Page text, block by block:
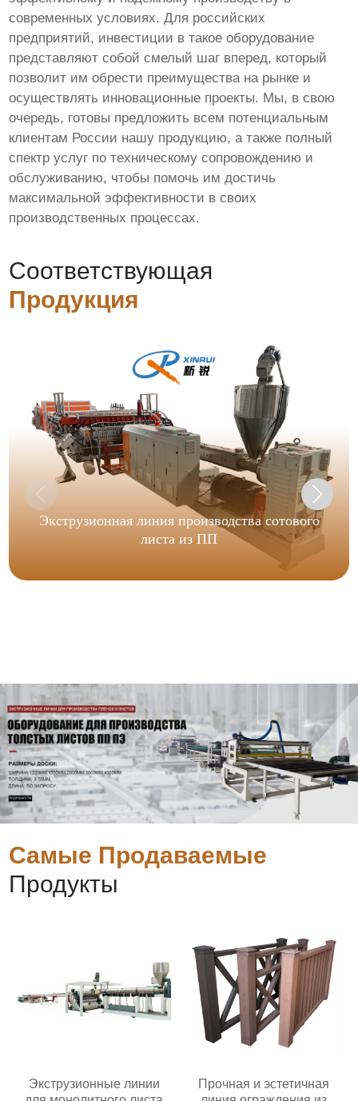
современных условиях. Для российских
предприятий, инвестиции в такое оборудование
представляют собой смелый шаг вперед, который
позволит им обрести преимущества на рынке и
осуществлять инновационные проекты. Мы, в свою
очередь, готовы предложить всем потенциальным
клиентам России нашу продукцию, а также полный
спектр услуг по техническому сопровождению и
обслуживанию, чтобы помочь им достичь
максимальной эффективности в своих
производственных процессах.
Соответствующая
Продукция
Экструзионная линия производства сотового
листа из ПП
Самые Продаваемые
Продукты
Экструзионные линии
Прочная и эстетичная